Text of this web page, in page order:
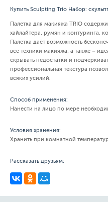
Купить Sculpting Trio Набор:
Палетка для макияжа TRIO
хайлайтера, румян и контуринга,
Палетка даёт возможность
все техники макияжа, а также –
скрывать недостатки и
профессиональная текстура
всяких усилий.
Способ применения:
Нанести на лицо по мере
Условия хранения:
Хранить при комнатной
Рассказать друзьям: